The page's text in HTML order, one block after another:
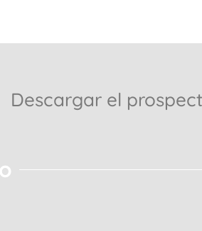
Descargar el